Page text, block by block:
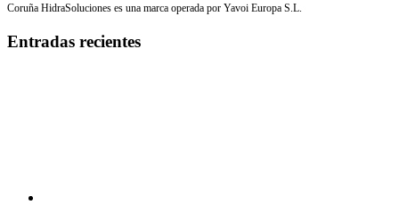
Coruña HidraSoluciones es una marca operada por Yavoi Europa S.L.
Entradas recientes